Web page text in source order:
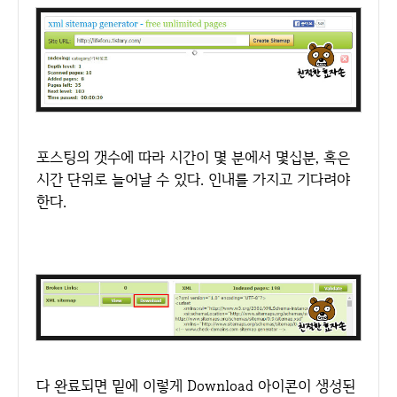
포스팅의 갯수에 따라 시간이 몇 분에서 몇십분, 혹은
시간 단위로 늘어날 수 있다. 인내를 가지고 기다려야
한다.
다 완료되면 밑에 이렇게 Download 아이콘이 생성된